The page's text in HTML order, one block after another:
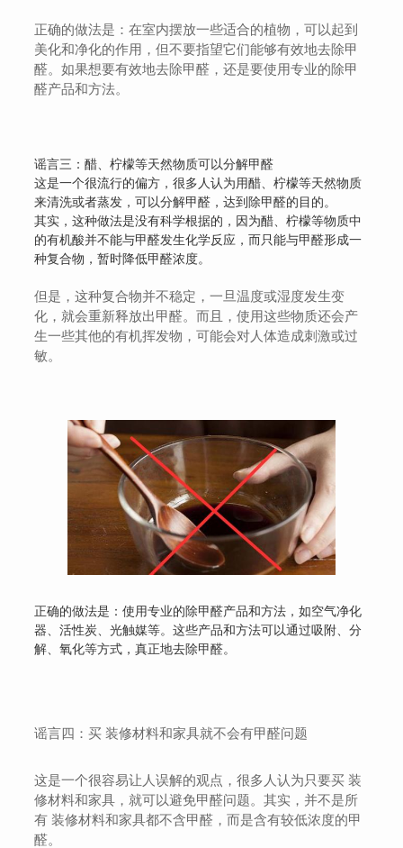
正确的做法是：在室内摆放一些适合的植物，可以起到
美化和净化的作用，但不要指望它们能够有效地去除甲
醛。如果想要有效地去除甲醛，还是要使用专业的除甲
醛产品和方法。
谣言三：醋、柠檬等天然物质可以分解甲醛
这是一个很流行的偏方，很多人认为用醋、柠檬等天然物质
来清洗或者蒸发，可以分解甲醛，达到除甲醛的目的。
其实，这种做法是没有科学根据的，因为醋、柠檬等物质中
的有机酸并不能与甲醛发生化学反应，而只能与甲醛形成一
种复合物，暂时降低甲醛浓度。
但是，这种复合物并不稳定，一旦温度或湿度发生变
化，就会重新释放出甲醛。而且，使用这些物质还会产
生一些其他的有机挥发物，可能会对人体造成刺激或过
敏。
正确的做法是：使用专业的除甲醛产品和方法，如空气净化
器、活性炭、光触媒等。这些产品和方法可以通过吸附、分
解、氧化等方式，真正地去除甲醛。
谣言四：买 装修材料和家具就不会有甲醛问题
这是一个很容易让人误解的观点，很多人认为只要买 装
修材料和家具，就可以避免甲醛问题。其实，并不是所
有 装修材料和家具都不含甲醛，而是含有较低浓度的甲
醛。